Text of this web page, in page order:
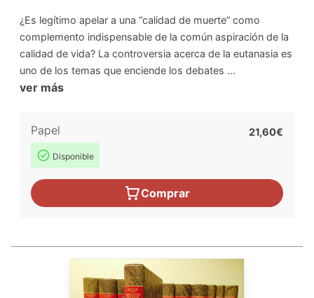
¿Es legítimo apelar a una “calidad de muerte” como
complemento indispensable de la común aspiración de la
calidad de vida? La controversia acerca de la eutanasia es
uno de los temas que enciende los debates ...
ver más
Papel
Disponible
21,60€
Comprar